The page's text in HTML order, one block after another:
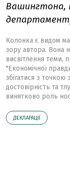
Вашингтона,
Колонка є видом
зору автора. Вона
висвітлення теми,
"Економічної
збігатися з точкою
достовірність та
винятково роль
ДЕКЛАРАЦІЇ